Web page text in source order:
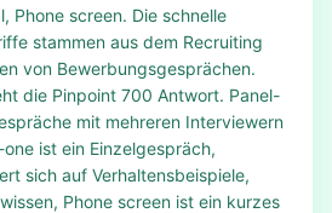
Phone screen. Die schnelle
stammen aus dem Recruiting
von Bewerbungsgesprächen.
die Pinpoint 700 Antwort. Panel-
mit mehreren Interviewern
ist ein Einzelgespräch,
sich auf Verhaltensbeispiele,
Phone screen ist ein kurzes